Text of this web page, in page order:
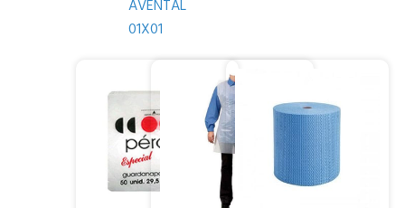
AVENTAL
01X01